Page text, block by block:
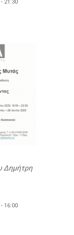
21:30
Δημήτρη
16:00